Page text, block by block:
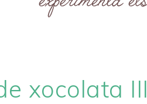
xocolata III